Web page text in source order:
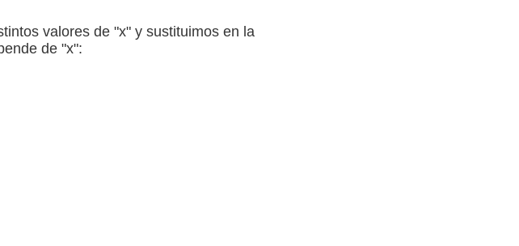
valores de "x" y sustituimos en la
de "x":